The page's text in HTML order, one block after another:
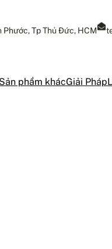
Tp Thủ Đức, HCM
Sản phẩm khácGiải Pháp